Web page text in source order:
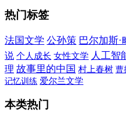
热门标签
法国文学 公孙策 巴尔加斯·
说 个人成长 女性文学 人工智
理 故事里的中国 村上春树 曹
记忆训练 爱尔兰文学
本类热门